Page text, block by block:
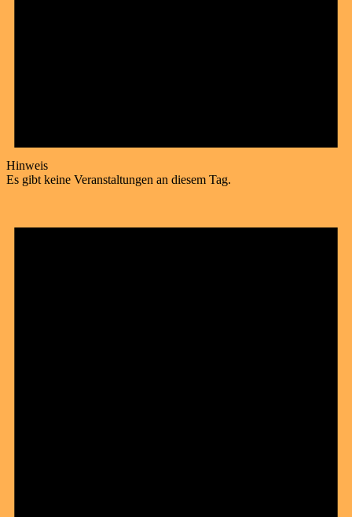
Hinweis
Es gibt keine Veranstaltungen an diesem Tag.